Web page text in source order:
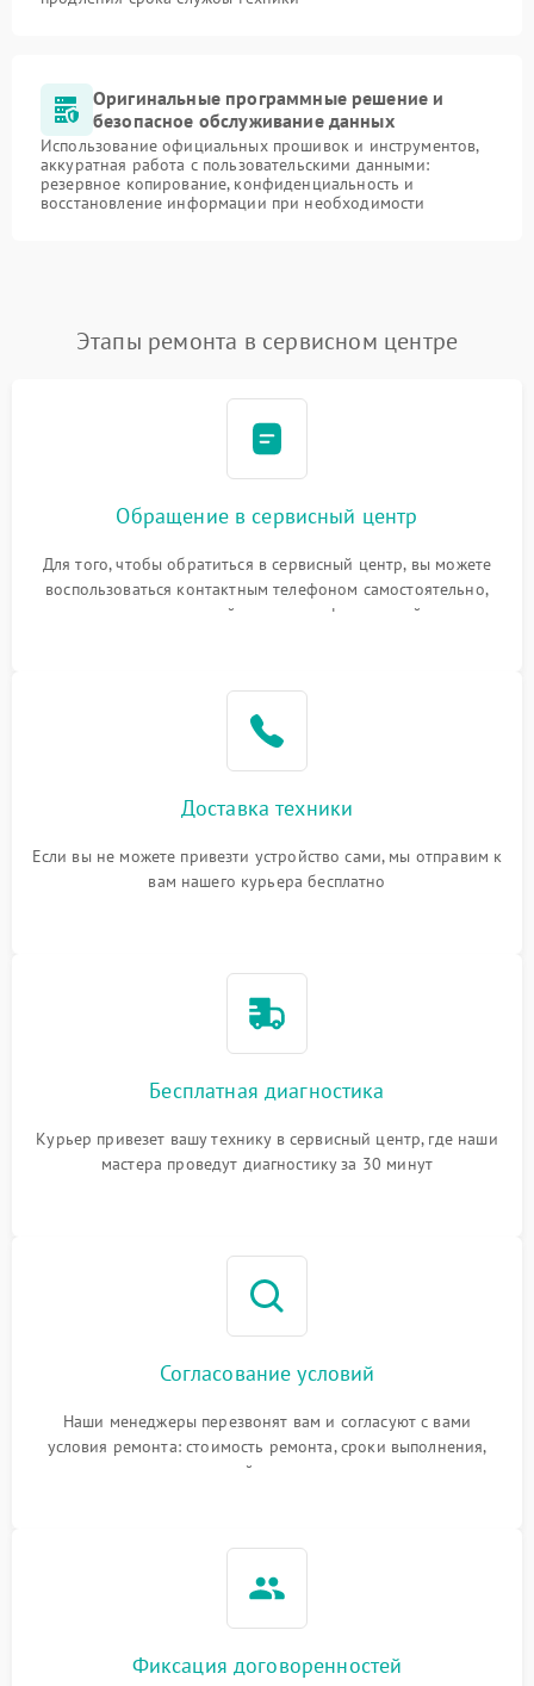
Оригинальные программные решение и
безопасное обслуживание данных
Использование официальных прошивок и инструментов,
аккуратная работа с пользовательскими данными:
резервное копирование, конфиденциальность и
восстановление информации при необходимости
Этапы ремонта в сервисном центре
Обращение в сервисный центр
Для того, чтобы обратиться в сервисный центр, вы можете
воспользоваться контактным телефоном самостоятельно,
или оставить свой номер телефона на сайте
Доставка техники
Если вы не можете привезти устройство сами, мы отправим к
вам нашего курьера бесплатно
Бесплатная диагностика
Курьер привезет вашу технику в сервисный центр, где наши
мастера проведут диагностику за 30 минут
Согласование условий
Наши менеджеры перезвонят вам и согласуют с вами
условия ремонта: стоимость ремонта, сроки выполнения,
гарантийные условия
Фиксация договоренностей